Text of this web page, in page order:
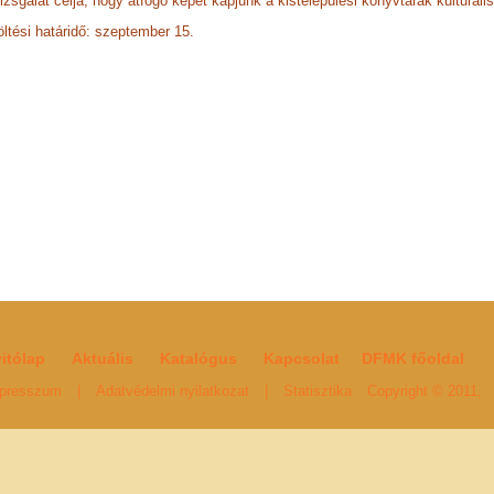
határidő: szeptember 15.
Aktuális Katalógus Kapcsolat DFMK főoldal
Adatvédelmi nyilatkozat Statisztika Copyright © 2011,